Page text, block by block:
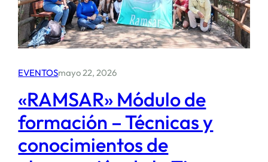
EVENTOSmayo 22, 2026
«RAMSAR» Módulo de
formación – Técnicas y
conocimientos de